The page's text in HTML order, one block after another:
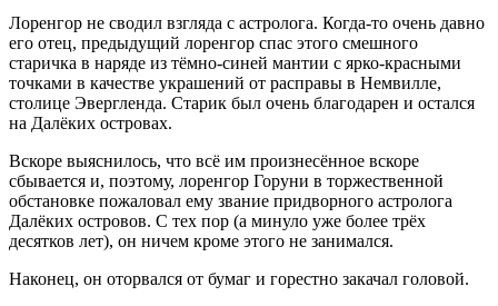
Лоренгор не сводил взгляда с астролога. Когда-то очень давно
его отец, предыдущий лоренгор спас этого смешного
старичка в наряде из тёмно-синей мантии с ярко-красными
точками в качестве украшений от расправы в Немвилле,
столице Эвергленда. Старик был очень благодарен и остался
на Далёких островах.
Вскоре выяснилось, что всё им произнесённое вскоре
сбывается и, поэтому, лоренгор Горуни в торжественной
обстановке пожаловал ему звание придворного астролога
Далёких островов. С тех пор (а минуло уже более трёх
десятков лет), он ничем кроме этого не занимался.
Наконец, он оторвался от бумаг и горестно закачал головой.